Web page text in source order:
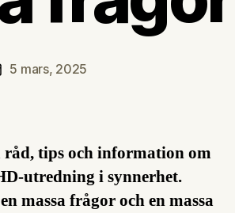
5 mars, 2025
råd, tips och information om
utredning i synnerhet.
massa frågor och en massa